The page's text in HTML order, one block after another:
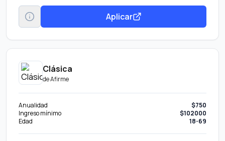
Aplicar
Clásica
deAfirme
Anualidad
$750
Ingreso mínimo
$102000
Edad
18-69